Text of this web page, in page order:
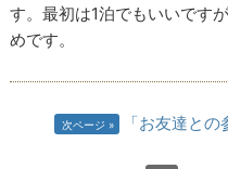
す。最初は1泊でもいいです
めです。
次ページ 「お友達と